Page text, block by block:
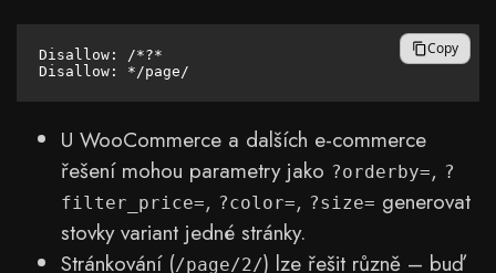
Disallow: /*?*
Copy
U WooCommerce a dalších e-commerce
řešení mohou parametry jako ?orderby=, ?
filter_price=, ?color=, ?size= generovat
stovky variant jedné stránky.
Stránkování (/page/2/) lze řešit různě – buď